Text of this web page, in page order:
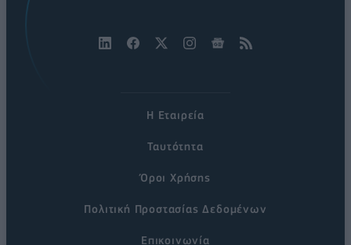
Η Εταιρεία
Ταυτότητα
Όροι Χρήσης
Πολιτική Προστασίας Δεδομένων
Επικοινωνία